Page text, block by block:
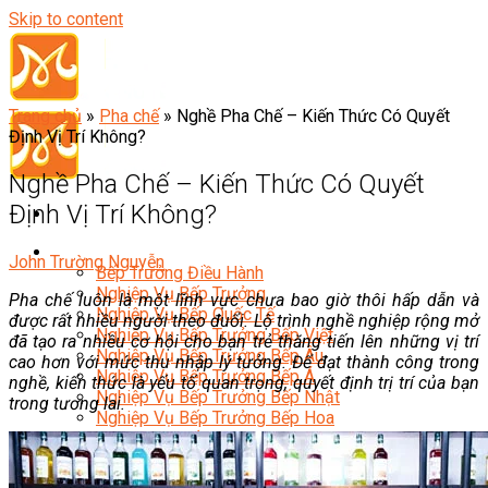
Skip to content
Đầu Bếp
Bếp Trưởng Điều Hành
Nghiệp Vụ Bếp Trưởng
Nghiệp Vụ Bếp Quốc Tế
Nghiệp Vụ Bếp Trưởng Bếp Việt
Nghiệp Vụ Bếp Trưởng Bếp Âu
Nghiệp Vụ Bếp Trưởng Bếp Á
Nghiệp Vụ Bếp Trưởng Bếp Nhật
Nghiệp Vụ Bếp Trưởng Bếp Hoa
Nghiệp Vụ Bếp Hàn
Nghiệp Vụ Bếp Thái
Nghiệp Vụ Bếp Chay
Trang chủ » Pha chế » Nghề Pha Chế – Kiến Thức Có Quyết
Định Vị Trí Không?
Nghề Pha Chế – Kiến Thức Có Quyết
Định Vị Trí Không?
John Trường Nguyễn
Pha chế luôn là một lĩnh vực chưa bao giờ thôi hấp dẫn và
được rất nhiều người theo đuổi. Lộ trình nghề nghiệp rộng mở
đã tạo ra nhiều cơ hội cho bạn trẻ thăng tiến lên những vị trí
cao hơn với mức thu nhập lý tưởng. Để đạt thành công trong
nghề, kiến thức là yếu tố quan trọng, quyết định trị trí của bạn
trong tương lai.